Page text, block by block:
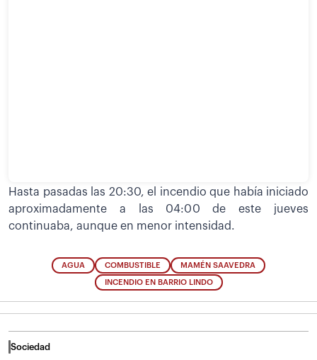
Hasta pasadas las 20:30, el incendio que había iniciado
aproximadamente a las 04:00 de este jueves
continuaba, aunque en menor intensidad.
AGUA COMBUSTIBLE MAMÉN SAAVEDRA
INCENDIO EN BARRIO LINDO
Sociedad